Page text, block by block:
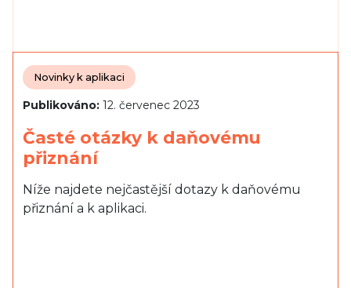
Novinky k aplikaci
Publikováno: 12. červenec 2023
Časté otázky k daňovému
přiznání
Níže najdete nejčastější dotazy k daňovému
přiznání a k aplikaci.